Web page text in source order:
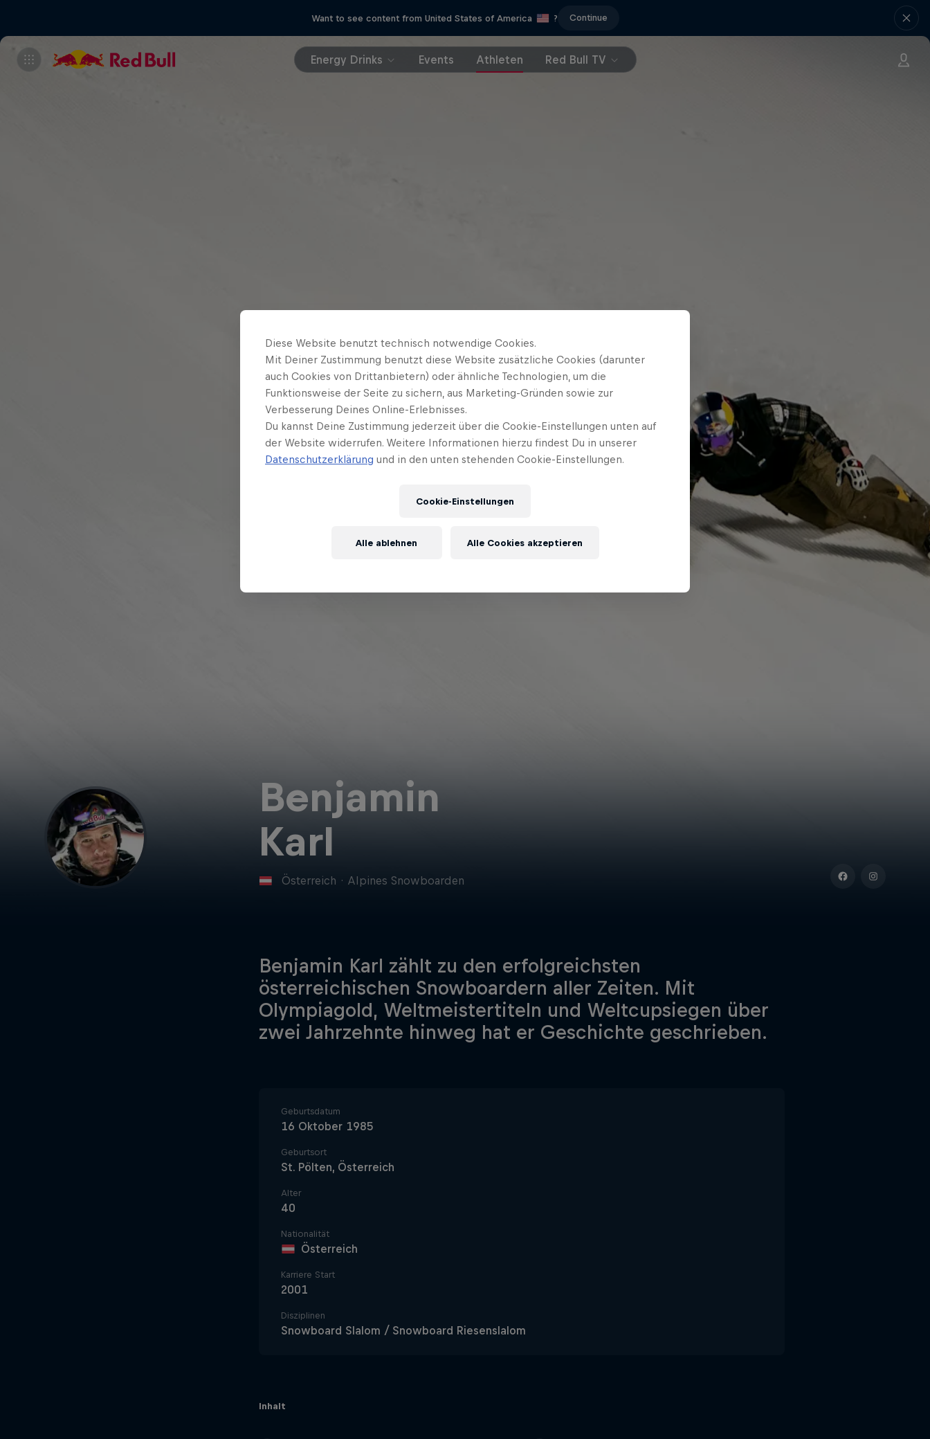
Want to see content from United States of America ? Continue
Energy Drinks Events Athleten Red Bull TV
Benjamin
Karl
Österreich · Alpines Snowboarden
Benjamin Karl zählt zu den erfolgreichsten
österreichischen Snowboardern aller Zeiten. Mit
Olympiagold, Weltmeistertiteln und Weltcupsiegen über
zwei Jahrzehnte hinweg hat er Geschichte geschrieben.
Geburtsdatum
16 Oktober 1985
Geburtsort
St. Pölten, Österreich
Alter
40
Nationalität
Österreich
Karriere Start
2001
Disziplinen
Snowboard Slalom / Snowboard Riesenslalom
Inhalt
Diese Website benutzt technisch notwendige Cookies.
Mit Deiner Zustimmung benutzt diese Website zusätzliche Cookies (darunter
auch Cookies von Drittanbietern) oder ähnliche Technologien, um die
Funktionsweise der Seite zu sichern, aus Marketing-Gründen sowie zur
Verbesserung Deines Online-Erlebnisses.
Du kannst Deine Zustimmung jederzeit über die Cookie-Einstellungen unten auf
der Website widerrufen. Weitere Informationen hierzu findest Du in unserer
Datenschutzerklärung und in den unten stehenden Cookie-Einstellungen.
Cookie-Einstellungen
Alle ablehnen Alle Cookies akzeptieren